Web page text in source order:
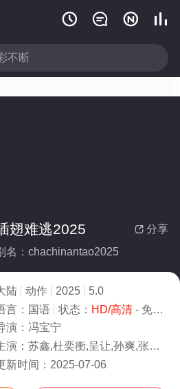
   
 分享
翅难逃2025
名：chachinantao2025
陆 动作 2025
5.0
言： 国语 状态： HD/高清- 免费在线观看
演： 冯宝宁
演： 苏鑫,杜奕衡,呈让,孙爽,张荻,王维申,答有为,郑晓明
新时间： 2025-07-06